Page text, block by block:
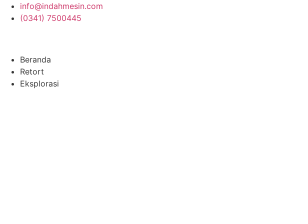
Skip
info@indahmesin.com
(0341) 7500445
Beranda
Retort
Eksplorasi